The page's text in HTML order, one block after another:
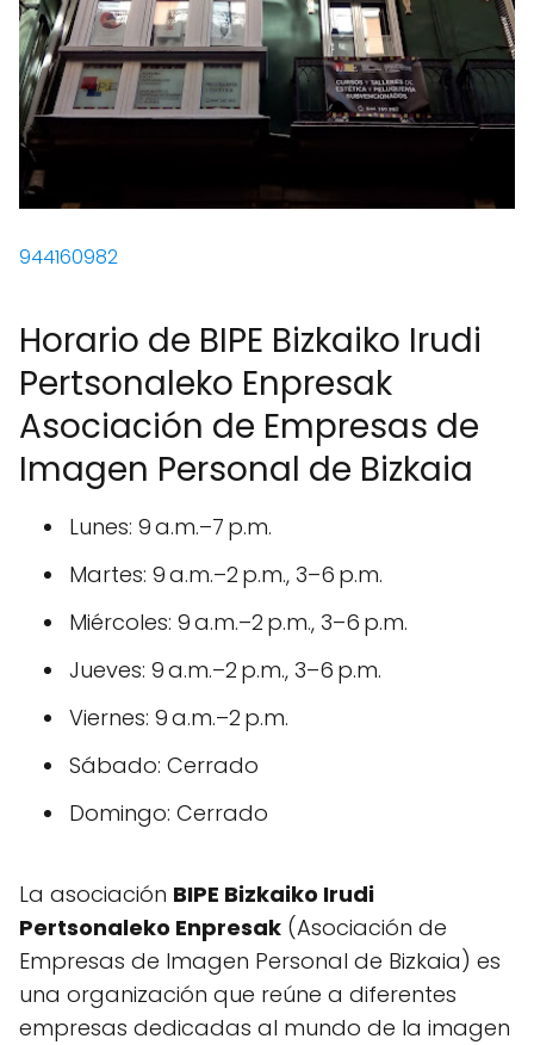
944160982
Horario de BIPE Bizkaiko Irudi
Pertsonaleko Enpresak
Asociación de Empresas de
Imagen Personal de Bizkaia
Lunes: 9 a.m.–7 p.m.
Martes: 9 a.m.–2 p.m., 3–6 p.m.
Miércoles: 9 a.m.–2 p.m., 3–6 p.m.
Jueves: 9 a.m.–2 p.m., 3–6 p.m.
Viernes: 9 a.m.–2 p.m.
Sábado: Cerrado
Domingo: Cerrado
La asociación BIPE Bizkaiko Irudi
Pertsonaleko Enpresak (Asociación de
Empresas de Imagen Personal de Bizkaia) es
una organización que reúne a diferentes
empresas dedicadas al mundo de la imagen